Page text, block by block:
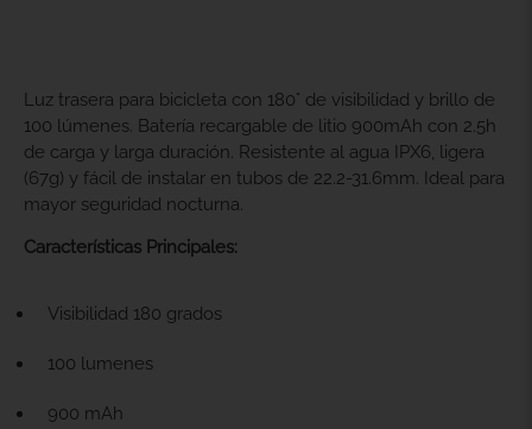
Luz trasera para bicicleta con 180° de visibilidad y brillo de
100 lúmenes. Batería recargable de litio 900mAh con 2.5h
de carga y larga duración. Resistente al agua IPX6, ligera
(67g) y fácil de instalar en tubos de 22.2-31.6mm. Ideal para
mayor seguridad nocturna.
Características Principales:
Visibilidad 180 grados
100 lumenes
900 mAh